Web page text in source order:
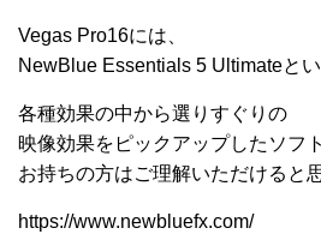
Vegas Pro16には、
NewBlue Essentials 5 Ultimateとい
各種効果の中から選りすぐりの
映像効果をピックアップしたソフ
お持ちの方はご理解いただけると
https://www.newbluefx.com/